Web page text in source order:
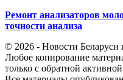
Ремонт анализаторов
точности анализа
© 2026 - Новости
Любое копирование
только с обратной